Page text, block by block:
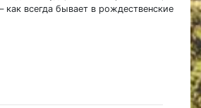
всегда бывает в рождественские